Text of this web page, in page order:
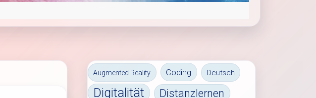
Augmented Reality Coding Deutsch
Digitalität Distanzlernen